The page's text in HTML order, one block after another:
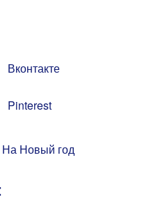
Вконтакте
Pinterest
На Новый год